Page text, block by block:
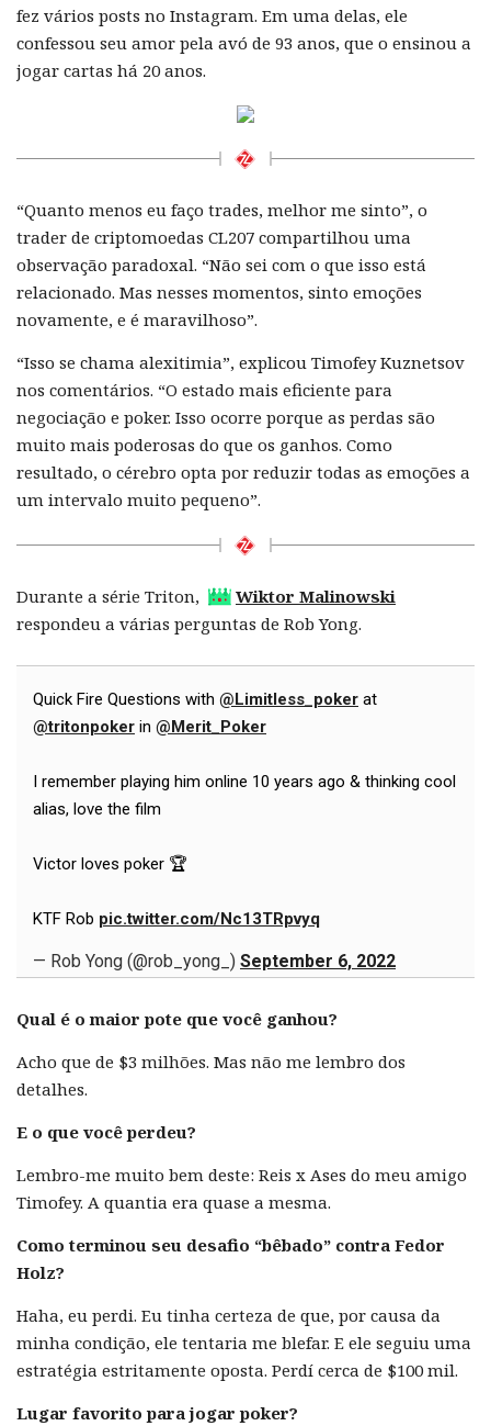
fez vários posts no Instagram. Em uma delas, ele
confessou seu amor pela avó de 93 anos, que o ensinou a
jogar cartas há 20 anos.
“Quanto menos eu faço trades, melhor me sinto”, o
trader de criptomoedas CL207 compartilhou uma
observação paradoxal. “Não sei com o que isso está
relacionado. Mas nesses momentos, sinto emoções
novamente, e é maravilhoso”.
“Isso se chama alexitimia”, explicou Timofey Kuznetsov
nos comentários. “O estado mais eficiente para
negociação e poker. Isso ocorre porque as perdas são
muito mais poderosas do que os ganhos. Como
resultado, o cérebro opta por reduzir todas as emoções a
um intervalo muito pequeno”.
Durante a série Triton,
Wiktor Malinowski
respondeu a várias perguntas de Rob Yong.
Quick Fire Questions with @Limitless_poker at
@tritonpoker in @Merit_Poker
I remember playing him online 10 years ago & thinking cool
alias, love the film
Victor loves poker 🏆
KTF Rob pic.twitter.com/Nc13TRpvyq
— Rob Yong (@rob_yong_) September 6, 2022
Qual é o maior pote que você ganhou?
Acho que de $3 milhões. Mas não me lembro dos
detalhes.
E o que você perdeu?
Lembro-me muito bem deste: Reis x Ases do meu amigo
Timofey. A quantia era quase a mesma.
Como terminou seu desafio “bêbado” contra Fedor
Holz?
Haha, eu perdi. Eu tinha certeza de que, por causa da
minha condição, ele tentaria me blefar. E ele seguiu uma
estratégia estritamente oposta. Perdí cerca de $100 mil.
Lugar favorito para jogar poker?